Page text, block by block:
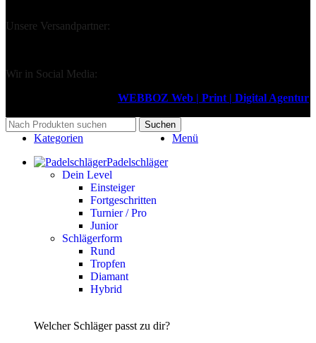
Unsere Versandpartner:
Wir in Social Media:
WEBBOZ Web | Print | Digital Agentur
Suchen
Menü
Kategorien
Padelschläger
Dein Level
Einsteiger
Fortgeschritten
Turnier / Pro
Junior
Schlägerform
Rund
Tropfen
Diamant
Hybrid
Welcher Schläger passt zu dir?